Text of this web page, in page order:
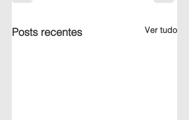
Posts recentes Ver tudo